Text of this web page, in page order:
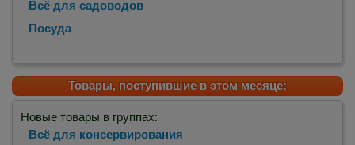
Всё для садоводов
Посуда
Товары, поступившие в этом месяце:
Новые товары в группах:
Всё для консервирования